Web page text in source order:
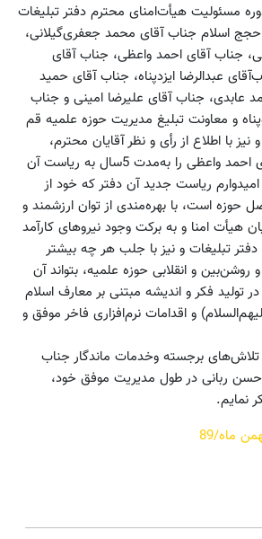
مسئولیت هیأت‌امنای محترم دفتر تبلیغات
اسلام جناب آقای محمد جعفری‌گیلانی،
جناب آقای احمد واعظی، جناب آقای
عبدالرضا ایزدپناه، جناب آقای حمید
عابدی، جناب آقای علیرضا امینی و جناب
و معاونت تبلیغ مدیریت حوزه علمیه قم
با اطلاع از رأی و نظر آقایان محترم،
جناب حجت‌الاسلام آقای احمد واعظی را به‌مدت 5سال به ریاست آن
ریاست جدید آن دفتر که خود از
حوزه است، با بهره‌مندی از توان ارزشمند و
هیأت امنا و به برکت وجود نیروهای کارآمد
تبلیغات و نیز با جلب هر چه بیشتر
و انقلابی حوزه علمیه، بتواند آن
تولید فکر و اندیشه مبتنی بر معارف اسلام
و اقدامات نرم‌افزاری فاخر موفق و
تلاش‌های برجسته‌ وخدمات ماندگار جناب
ربانی در طول مدیریت موفق خود،
نمایم.